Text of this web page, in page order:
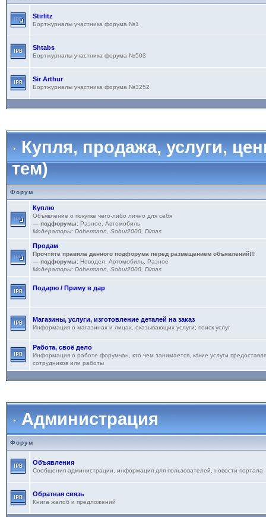
Stirlitz
Бортжурналы участника форума №1
Shtabs
Бортжурналы участника форума №503
Sir Arthur
Бортжурналы участника форума №3252
Купля, продажа, услуги,
тем)
Форум
Куплю
Объявление о покупке чего-либо лично для себя
— подфорумы: Разное
Автомобиль
Модераторы: Dobermann Sobur2000, Dimas
Продам
Прочтите правила данного подфорума перед размещением объявлений!!!
— подфорумы: Новодел Автомобиль, Разное
Модераторы: Dobermann Sobur2000, Dimas
Подарю / Приму в дар
Магазины, услуги, изготовление деталей на заказ
Информация о магазинах и лицах, оказывающих услуги; поиск услуг
Работа, своё дело
Информация о работе форумчан, кто чем занимается, какие услуги
сотрудников или работы
Администрация
Форум
Объявления
Сообщения администрации, информация для пользователей, новости портала
Обратная связь
Книга жалоб и предложений